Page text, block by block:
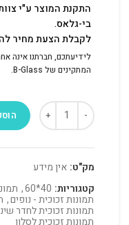
התקנת המוצר ע"י
בי-גלאס.
לקבלת הצעת מחיר
לידיעתכם, חברתנו אינה
המתקינים של B-Glass.
מק"ט: אין מידע
קטגוריות: 40*60
,
תמונות זכוכית - נופים,
תמונות זכוכית לחדר
תמונות זכוכית לסלון